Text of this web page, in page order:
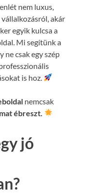
nem luxus,
akár
egyik kulcsa a
Mi segítünk a
ne csak egy szép
is hoz.
nemcsak
ébreszt.
jó